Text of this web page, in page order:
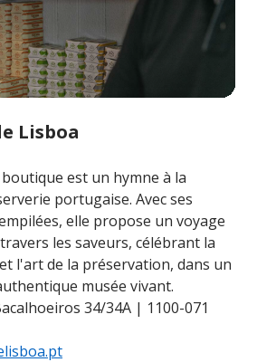
Lisboa
est un hymne à la
portugaise. Avec ses
elle propose un voyage
les saveurs, célébrant la
l'art de la préservation, dans un
musée vivant.
34/34A | 1100-071